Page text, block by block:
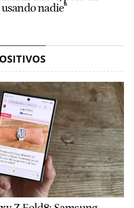
nadie"